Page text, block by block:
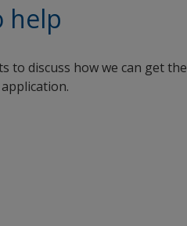
help
to discuss how we can get the